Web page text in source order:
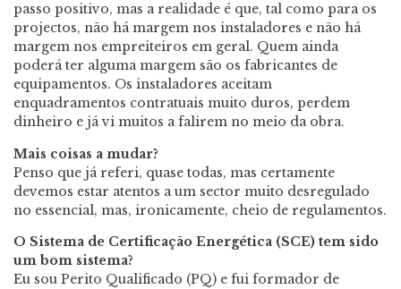
passo positivo, mas a realidade é que, tal como para os
projectos, não há margem nos instaladores e não há
margem nos empreiteiros em geral. Quem ainda
poderá ter alguma margem são os fabricantes de
equipamentos. Os instaladores aceitam
enquadramentos contratuais muito duros, perdem
dinheiro e já vi muitos a falirem no meio da obra.
Mais coisas a mudar?
Penso que já referi, quase todas, mas certamente
devemos estar atentos a um sector muito desregulado
no essencial, mas, ironicamente, cheio de regulamentos.
O Sistema de Certificação Energética (SCE) tem sido
um bom sistema?
Eu sou Perito Qualificado (PQ) e fui formador de